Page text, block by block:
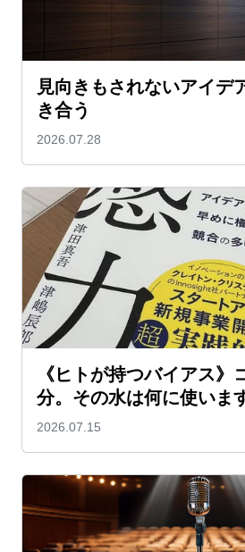
見向きもされないアイデ
き合う
2026.07.28
《ヒトが持つバイアス》
分。その水は何に使いま
2026.07.15